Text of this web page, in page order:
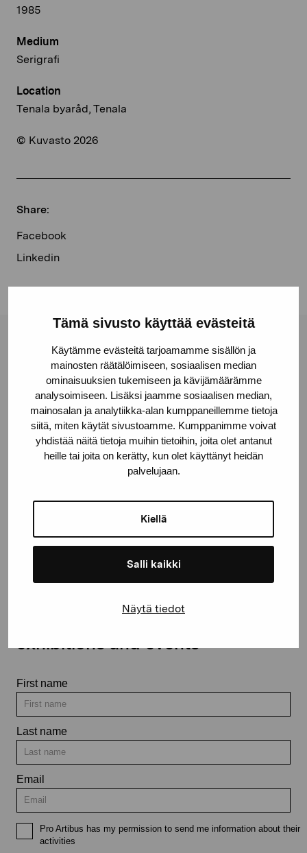
Tämä sivusto käyttää evästeitä
Käytämme evästeitä tarjoamamme sisällön ja
mainosten räätälöimiseen, sosiaalisen median
ominaisuuksien tukemiseen ja kävijämäärämme
analysoimiseen. Lisäksi jaamme sosiaalisen median,
mainosalan ja analytiikka-alan kumppaneillemme tietoja
siitä, miten käytät sivustoamme. Kumppanimme voivat
yhdistää näitä tietoja muihin tietoihin, joita olet antanut
heille tai joita on kerätty, kun olet käyttänyt heidän
palvelujaan.
Kiellä
Salli kaikki
Näytä tiedot
1985
Medium
Serigrafi
Location
Tenala byaråd, Tenala
© Kuvasto 2026
Share:
Facebook
Linkedin
Pro Artibus Foundation
Gustav Wasas gata 11
10600 Ekenäs
proartibus@proartibus.fi
+358 (0)50 371 6339
Contact us
Stay up-to-date on our
exhibitions and events
First name
Last name
Email
Pro Artibus has my permission to send me information about their
activities